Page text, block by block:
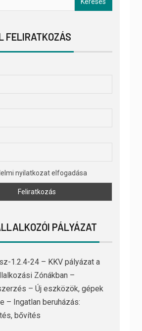
FELIRATKOZÁS
nyilatkozat elfogadása
PÁLYÁZAT
1.2.4-24 – KKV pályázat a
Zónákban –
– Új eszközök, gépek
– Ingatlan beruházás:
bővítés